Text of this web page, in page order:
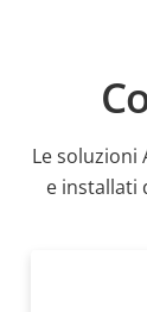
Le soluzioni
e installati